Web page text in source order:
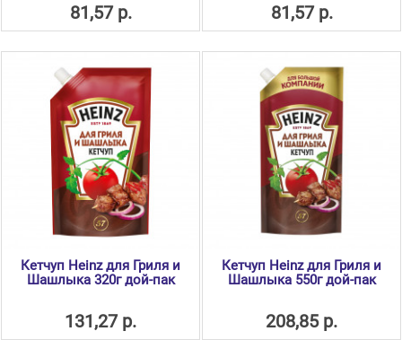
81,57 р. 81,57 р.
Кетчуп Heinz для Гриля и
Шашлыка 320г дой-пак
131,27 р.
Кетчуп Heinz для Гриля и
Шашлыка 550г дой-пак
208,85 р.